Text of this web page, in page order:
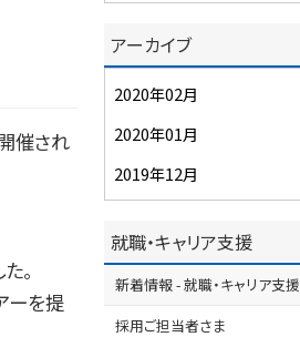
催され
。
ーを提
アーカイブ
2020年02月
2020年01月
2019年12月
就職・キャリア支援
新着情報 - 就職・キャリア支援
採用ご担当者さま